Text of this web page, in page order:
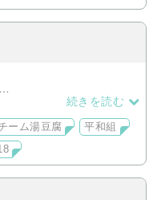
続きを読む
ーム湯豆腐
平和組